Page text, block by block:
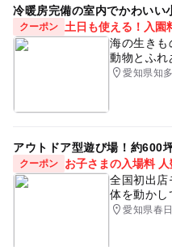
冷暖房完備の室内でかわいい
クーポン
土日も使える！入園
海の生きも
動物とふれ
愛知県知
アウトドア型遊び場！約600
クーポン
お子さまの入場料
全国初出店
体を動かし
愛知県春